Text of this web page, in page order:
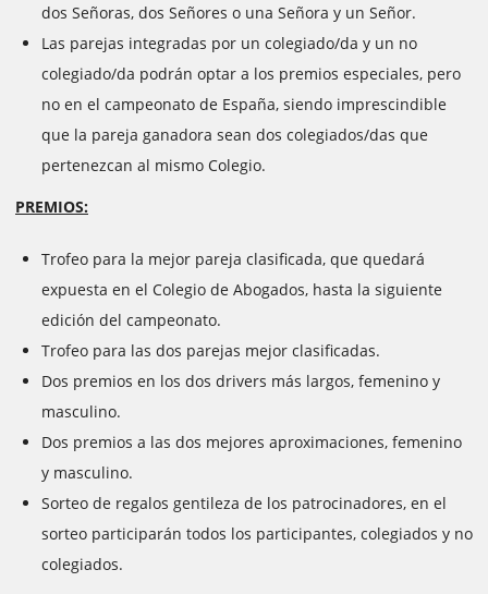
dos Señoras, dos Señores o una Señora y un Señor.
Las parejas integradas por un colegiado/da y un no
colegiado/da podrán optar a los premios especiales, pero
no en el campeonato de España, siendo imprescindible
que la pareja ganadora sean dos colegiados/das que
pertenezcan al mismo Colegio.
PREMIOS:
Trofeo para la mejor pareja clasificada, que quedará
expuesta en el Colegio de Abogados, hasta la siguiente
edición del campeonato.
Trofeo para las dos parejas mejor clasificadas.
Dos premios en los dos drivers más largos, femenino y
masculino.
Dos premios a las dos mejores aproximaciones, femenino
y masculino.
Sorteo de regalos gentileza de los patrocinadores, en el
sorteo participarán todos los participantes, colegiados y no
colegiados.